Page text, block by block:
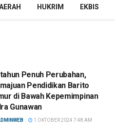
HUKRIM EKBIS
Penuh Perubahan,
Pendidikan Barito
di Bawah Kepemimpinan
Gunawan
1 OKTOBER 2024 7:48 AM